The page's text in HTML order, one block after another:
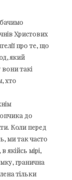
Христових
про те, що
який
такі
хто
до
Коли перед
ми так часто
якійсь мірі,
гранична
тільки